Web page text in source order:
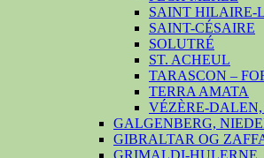
SAINT HILAIRE-
SAINT-CÉSAIRE
SOLUTRÉ
ST. ACHEUL
TARASCON –
TERRA AMATA
VÉZÈRE-
GALGENBERG,
GIBRALTAR OG
GRIMALDI-